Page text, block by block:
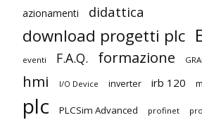
azionamenti didattica
download progetti plc
eventi F.A.Q. formazione
hmi I/O Device inverter irb 120
plc PLCSim Advanced profinet